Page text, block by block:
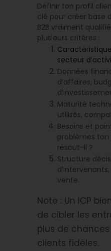
Définir ton profil
clé pour créer base
B2B vraiment
plusieurs critères :
secteur
Données
d’affaires,
Maturité
utilisés,
Besoins et
problèmes
résout-il ?
Structure
vente.
Note : Un ICP
de cibler les
plus de
clients fidèles.